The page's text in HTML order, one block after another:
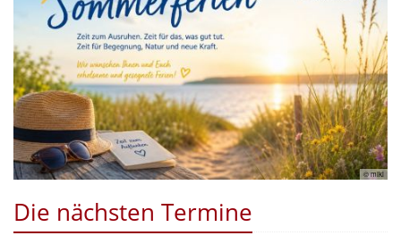
© miki
Die nächsten Termine